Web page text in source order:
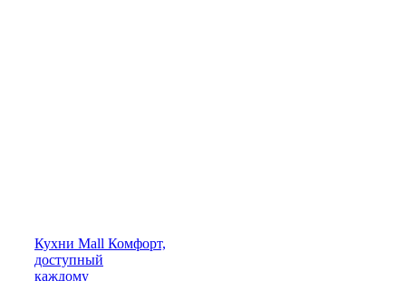
Кухни Mall Комфорт,
доступный
каждому